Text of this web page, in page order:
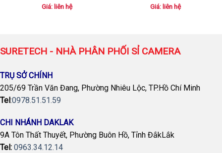
Giá: liên hệ
Giá: liên hệ
SURETECH - NHÀ PHÂN PHỐI SỈ CAMERA
TRỤ SỞ CHÍNH
205/69 Trần Văn Đang, Phường Nhiêu Lộc, TP.Hồ Chí Minh
Tel:0978.51.51.59
CHI NHÁNH DAKLAK
9A Tôn Thất Thuyết, Phường Buôn Hồ, Tỉnh ĐắkLắk
Tel: 0963.34.12.14